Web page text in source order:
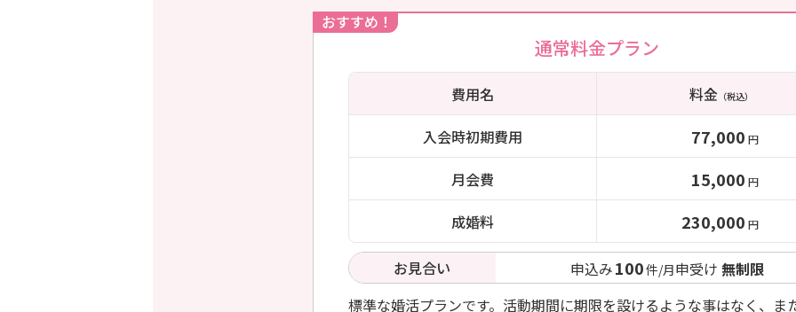
おすすめ！
通常料金プラン
費用名 料金（税込）
入会時初期費用 77,000 円
月会費 15,000 円
成婚料 230,000 円
お見合い 申込み100件/月申受け 無制限
標準な婚活プランです。活動期間に期限を設けるような事はなく、ま